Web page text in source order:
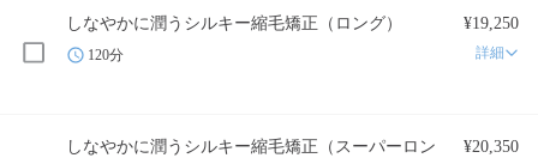
しなやかに潤うシルキー縮毛矯正（ロング） ¥19,250
120分 詳細
しなやかに潤うシルキー縮毛矯正（スーパーロン
¥20,350